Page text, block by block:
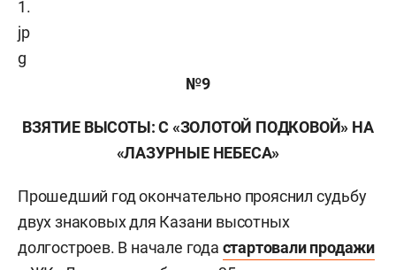
№9
ВЗЯТИЕ ВЫСОТЫ: С «ЗОЛОТОЙ ПОДКОВОЙ» НА
«ЛАЗУРНЫЕ НЕБЕСА»
Прошедший год окончательно прояснил судьбу
двух знаковых для Казани высотных
долгостроев. В начале года стартовали продажи